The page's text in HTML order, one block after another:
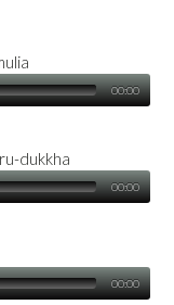
00:00
00:00
00:00